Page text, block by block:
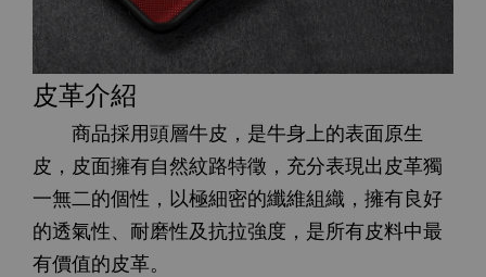
皮革介紹
商品採用頭層牛皮，是牛身上的表面原生
皮，皮面擁有自然紋路特徵，充分表現出皮革獨
一無二的個性，以極細密的纖維組織，擁有良好
的透氣性、耐磨性及抗拉強度，是所有皮料中最
有價值的皮革。